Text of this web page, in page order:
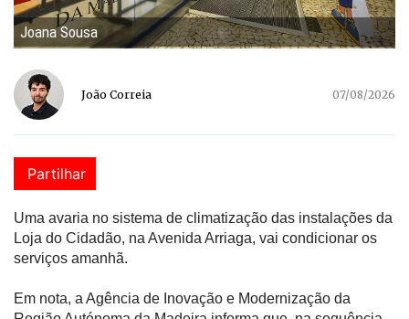
Joana Sousa
João Correia 07/08/2026
Partilhar
Uma avaria no sistema de climatização das instalações da
Loja do Cidadão, na Avenida Arriaga, vai condicionar os
serviços amanhã.
Em nota, a Agência de Inovação e Modernização da